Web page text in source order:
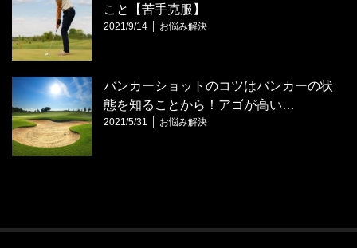
こと【苦手克服】
2021/9/14 お悩み解決
バンカーショットのコツはバンカーの状
態を知ることから！アゴが高い…
2021/5/31 お悩み解決